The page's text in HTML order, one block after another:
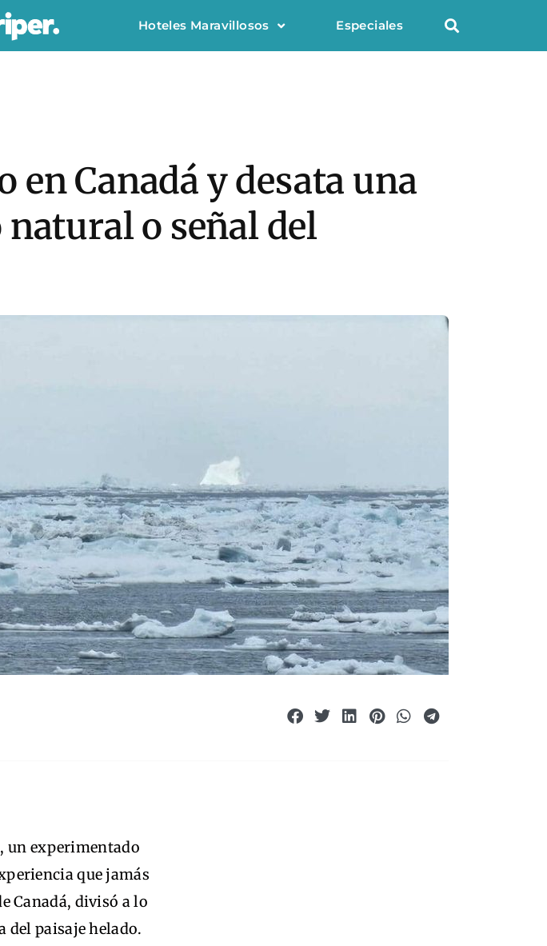
Hoteles Maravillosos Especiales
en Canadá y desata una
natural o señal del
, un experimentado
que jamás
Canadá, divisó a lo
del paisaje helado.